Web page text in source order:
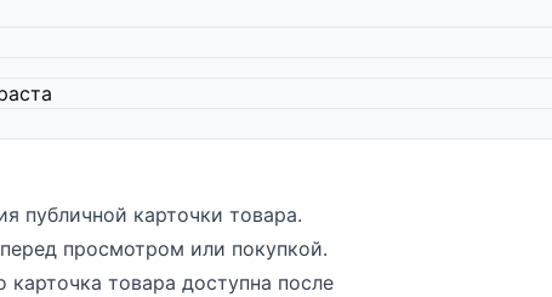
публичной карточки товара.
просмотром или покупкой.
товара доступна после